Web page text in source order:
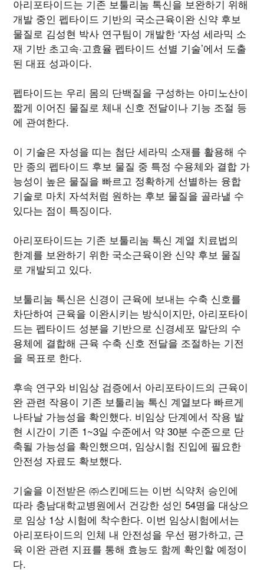
아리포타이드는 기존 보툴리눔 톡신을 보완하기 위해
개발 중인 펩타이드 기반의 국소근육이완 신약 후보
물질로 김성현 박사 연구팀이 개발한 ‘자성 세라믹 소
재 기반 초고속·고효율 펩타이드 선별 기술’에서 도출
된 대표 성과이다.
펩타이드는 우리 몸의 단백질을 구성하는 아미노산이
짧게 이어진 물질로 체내 신호 전달이나 기능 조절 등
에 관여한다.
이 기술은 자성을 띠는 첨단 세라믹 소재를 활용해 수
만 종의 펩타이드 후보 물질 중 특정 수용체와 결합 가
능성이 높은 물질을 빠르고 정확하게 선별하는 융합
기술로 마치 자석처럼 원하는 후보 물질을 골라낼 수
있다는 점이 특징이다.
아리포타이드는 기존 보툴리눔 톡신 계열 치료법의
한계를 보완하기 위한 국소근육이완 신약 후보 물질
로 개발되고 있다.
보툴리눔 톡신은 신경이 근육에 보내는 수축 신호를
차단하여 근육을 이완시키는 방식이지만, 아리포타이
드는 펩타이드 성분을 기반으로 신경세포 말단의 수
용체에 결합해 근육 수축 신호 전달을 조절하는 기전
을 목표로 한다.
후속 연구와 비임상 검증에서 아리포타이드의 근육이
완 관련 작용이 기존 보툴리눔 톡신 계열보다 빠르게
나타날 가능성을 확인했다. 비임상 단계에서 작용 발
현 시간이 기존 1~3일 수준에서 약 30분 수준으로 단
축될 가능성을 확인했으며, 임상시험 진입에 필요한
안전성 자료도 확보했다.
기술을 이전받은 ㈜스킨메드는 이번 식약처 승인에
따라 충남대학교병원에서 건강한 성인 54명을 대상으
로 임상 1상 시험에 착수한다. 이번 임상시험에서는
아리포타이드의 인체 내 안전성을 우선 평가하고, 근
육 이완 관련 지표를 통해 효능도 함께 확인할 예정이
다.